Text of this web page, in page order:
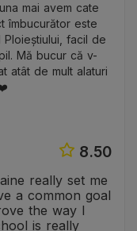
mai avem cate
îmbucurător este
Ploieștiului, facil de
Mă bucur că v-
atât de mult alaturi
8.50
really set me
a common goal
the way I
is really